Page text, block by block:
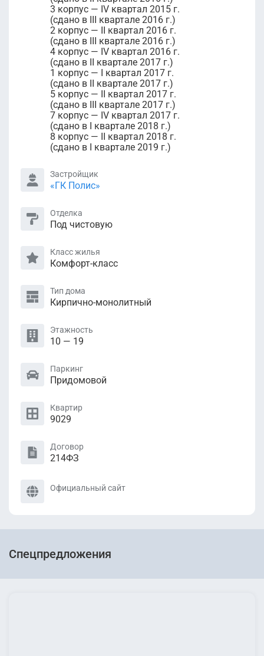
3 корпус — IV квартал 2015 г.
(сдано в III квартале 2016 г.)
2 корпус — II квартал 2016 г.
(сдано в III квартале 2016 г.)
4 корпус — IV квартал 2016 г.
(сдано в II квартале 2017 г.)
1 корпус — I квартал 2017 г.
(сдано в II квартале 2017 г.)
5 корпус — II квартал 2017 г.
(сдано в III квартале 2017 г.)
7 корпус — IV квартал 2017 г.
(сдано в I квартале 2018 г.)
8 корпус — II квартал 2018 г.
(сдано в I квартале 2019 г.)
Застройщик
«ГК Полис»
Отделка
Под чистовую
Класс жилья
Комфорт-класс
Тип дома
Кирпично-монолитный
Этажность
10 — 19
Паркинг
Придомовой
Квартир
9029
Договор
214ФЗ
Официальный сайт
Спецпредложения